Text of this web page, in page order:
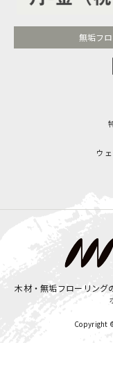
無垢フ
ウ
木材・無垢フローリング
Copyright